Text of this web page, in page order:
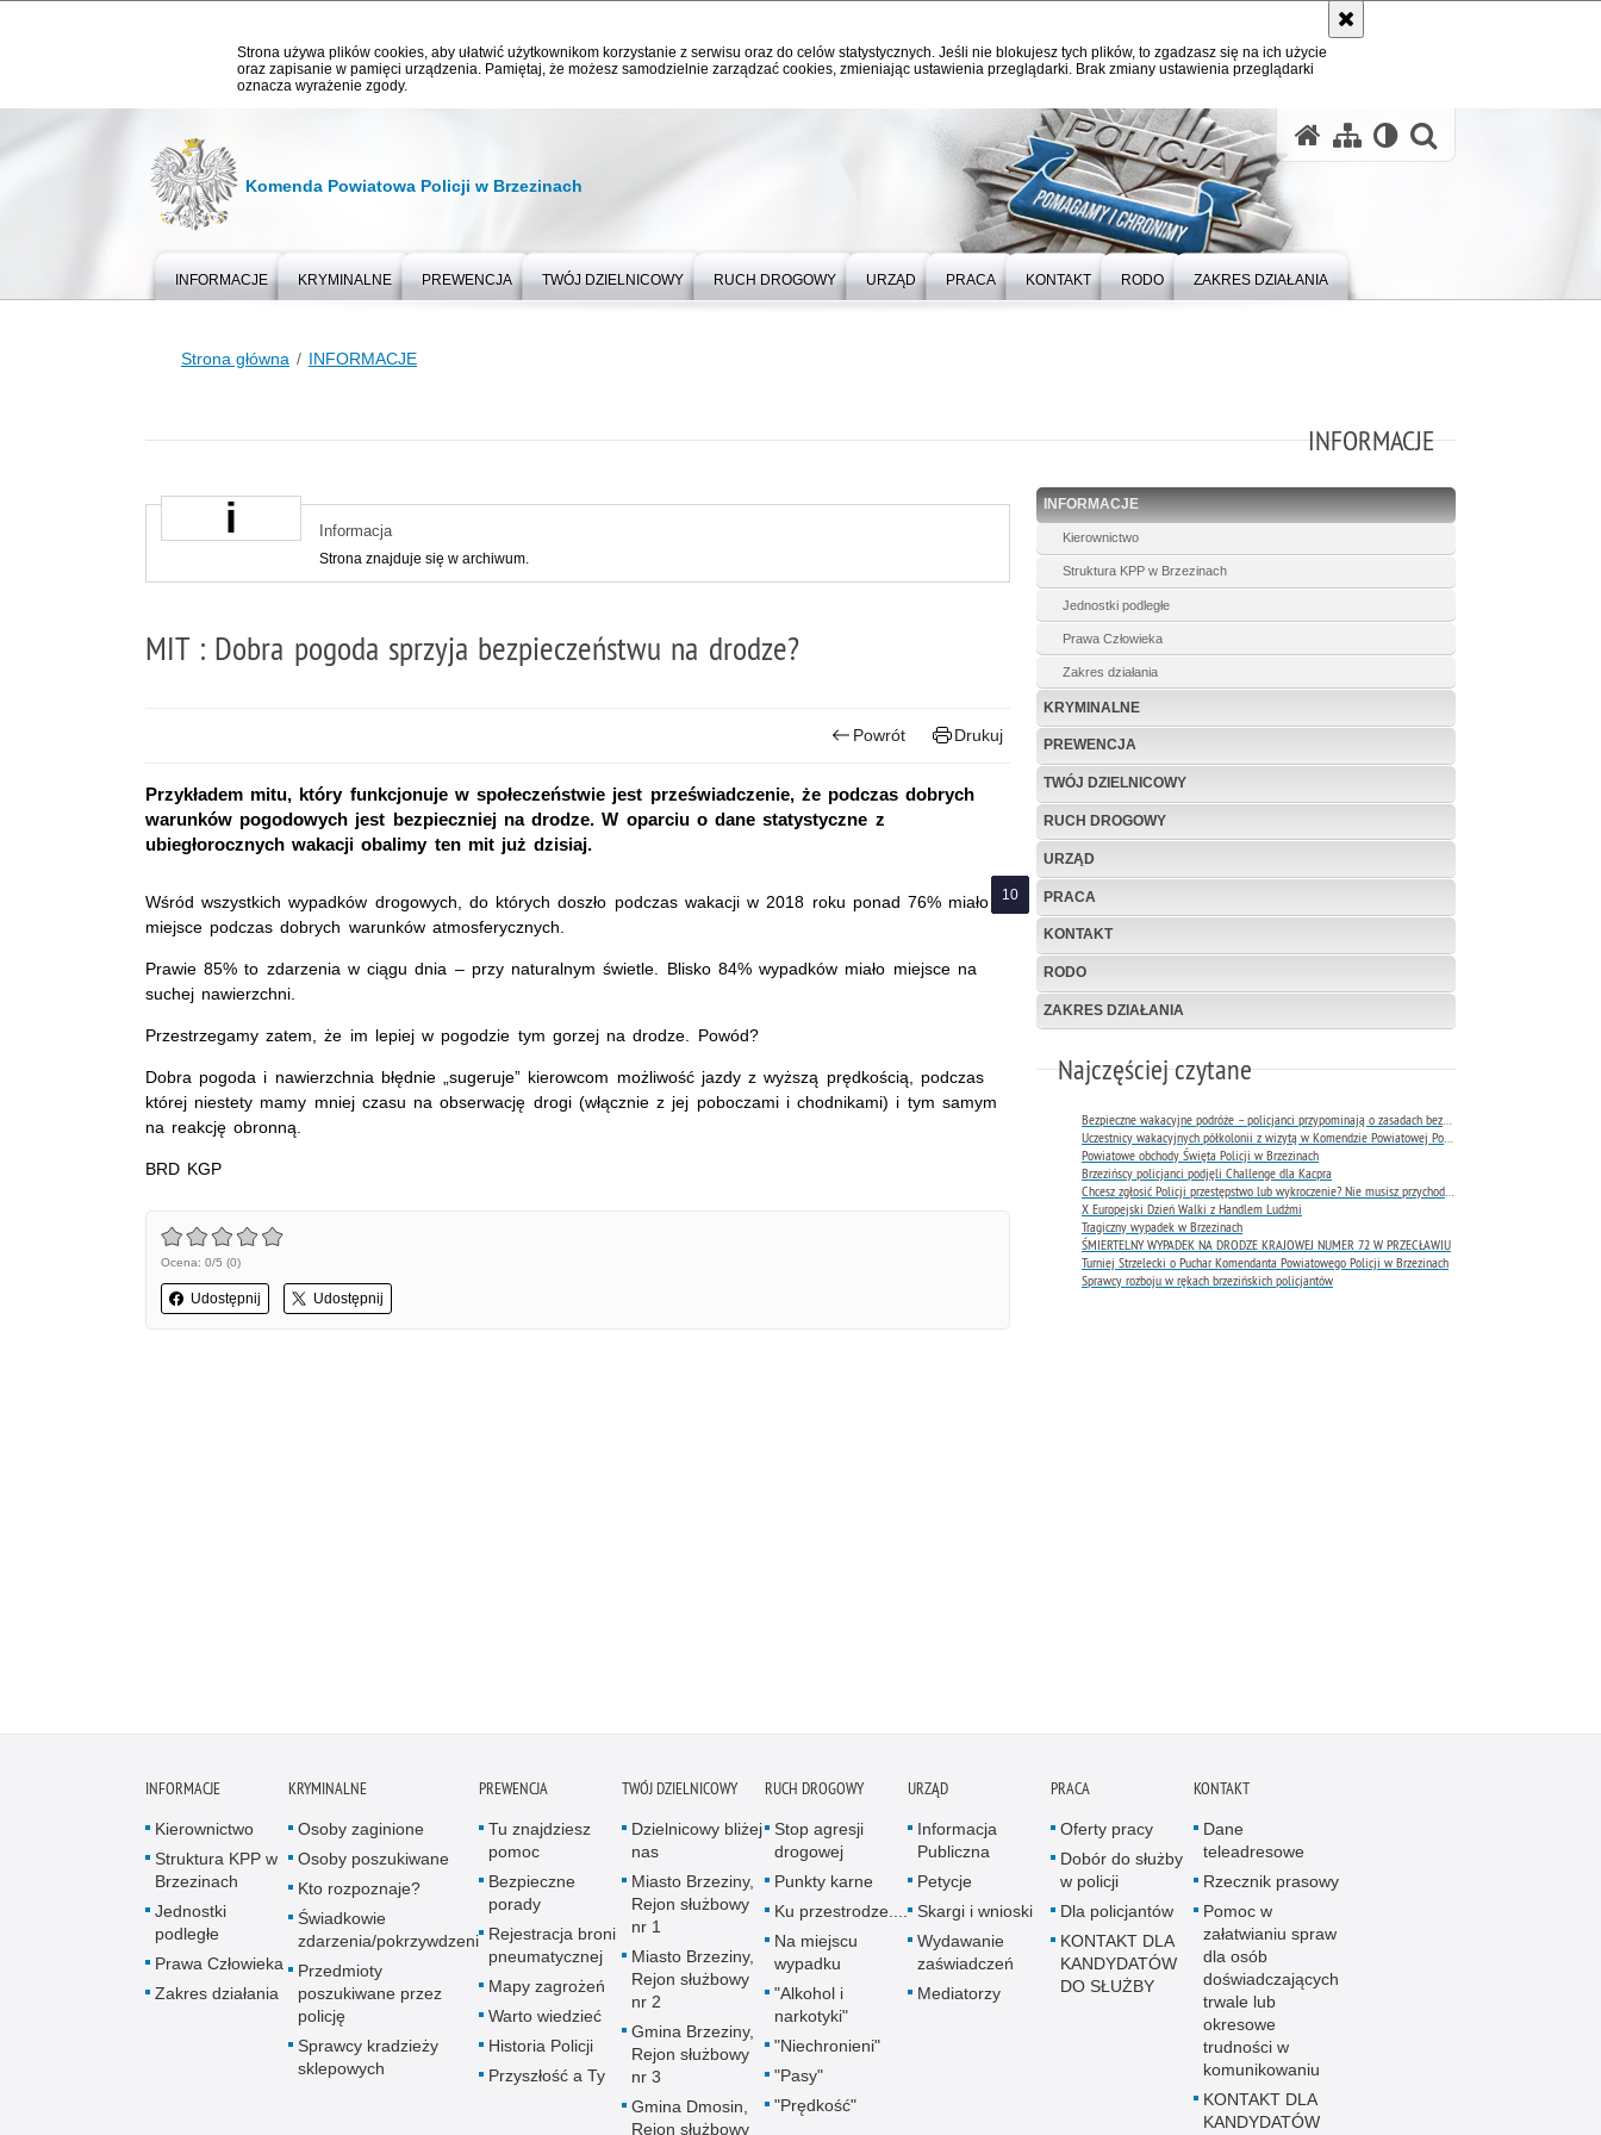
Strona używa plików cookies, aby ułatwić użytkownikom korzystanie z serwisu oraz do celów statystycznych. Jeśli nie blokujesz tych plików, to zgadzasz się na ich użycie
oraz zapisanie w pamięci urządzenia. Pamiętaj, że możesz samodzielnie zarządzać cookies, zmieniając ustawienia przeglądarki. Brak zmiany ustawienia przeglądarki
oznacza wyrażenie zgody.
Komenda Powiatowa Policji w Brzezinach
INFORMACJE KRYMINALNE PREWENCJA TWÓJ DZIELNICOWY RUCH DROGOWY URZĄD PRACA KONTAKT RODO ZAKRES DZIAŁANIA
Strona główna INFORMACJE
INFORMACJE
Informacja
Strona znajduje się w archiwum.
MIT : Dobra pogoda sprzyja bezpieczeństwu na drodze?
Powrót Drukuj
Przykładem mitu, który funkcjonuje w społeczeństwie jest przeświadczenie, że podczas dobrych
warunków pogodowych jest bezpieczniej na drodze. W oparciu o dane statystyczne z
ubiegłorocznych wakacji obalimy ten mit już dzisiaj.
Wśród wszystkich wypadków drogowych, do których doszło podczas wakacji w 2018 roku ponad 76% miało
miejsce podczas dobrych warunków atmosferycznych.
Prawie 85% to zdarzenia w ciągu dnia – przy naturalnym świetle. Blisko 84% wypadków miało miejsce na
suchej nawierzchni.
Przestrzegamy zatem, że im lepiej w pogodzie tym gorzej na drodze. Powód?
Dobra pogoda i nawierzchnia błędnie „sugeruje” kierowcom możliwość jazdy z wyższą prędkością, podczas
której niestety mamy mniej czasu na obserwację drogi (włącznie z jej poboczami i chodnikami) i tym samym
na reakcję obronną.
BRD KGP
Ocena: 0/5 (0)
Udostępnij Udostępnij
INFORMACJE
Kierownictwo
Struktura KPP w Brzezinach
Jednostki podległe
Prawa Człowieka
Zakres działania
KRYMINALNE
PREWENCJA
TWÓJ DZIELNICOWY
RUCH DROGOWY
URZĄD
PRACA
KONTAKT
RODO
ZAKRES DZIAŁANIA
Najczęściej czytane
Bezpieczne wakacyjne podróże – policjanci przypominają o zasadach bezpieczeństwa na drodze
Uczestnicy wakacyjnych półkolonii z wizytą w Komendzie Powiatowej Policji w Brzezinach
Powiatowe obchody Święta Policji w Brzezinach
Brzezińscy policjanci podjęli Challenge dla Kacpra
Chcesz zgłosić Policji przestępstwo lub wykroczenie? Nie musisz przychodzić do komendy !
X Europejski Dzień Walki z Handlem Ludźmi
Tragiczny wypadek w Brzezinach
ŚMIERTELNY WYPADEK NA DRODZE KRAJOWEJ NUMER 72 W PRZECŁAWIU
Turniej Strzelecki o Puchar Komendanta Powiatowego Policji w Brzezinach
Sprawcy rozboju w rękach brzezińskich policjantów
INFORMACJE
Kierownictwo
Struktura KPP w
Brzezinach
Jednostki
podległe
Prawa Człowieka
Zakres działania
KRYMINALNE
Osoby zaginione
Osoby poszukiwane
Kto rozpoznaje?
Świadkowie
zdarzenia/pokrzywdzeni
Przedmioty
poszukiwane przez
policję
Sprawcy kradzieży
sklepowych
PREWENCJA
Tu znajdziesz
pomoc
Bezpieczne
porady
Rejestracja broni
pneumatycznej
Mapy zagrożeń
Warto wiedzieć
Historia Policji
Przyszłość a Ty
TWÓJ DZIELNICOWY
Dzielnicowy bliżej
nas
Miasto Brzeziny,
Rejon służbowy
nr 1
Miasto Brzeziny,
Rejon służbowy
nr 2
Gmina Brzeziny,
Rejon służbowy
nr 3
Gmina Dmosin,
Rejon służbowy
RUCH DROGOWY
Stop agresji
drogowej
Punkty karne
Ku przestrodze....
Na miejscu
wypadku
"Alkohol i
narkotyki"
"Niechronieni"
"Pasy"
"Prędkość"
URZĄD
Informacja
Publiczna
Petycje
Skargi i wnioski
Wydawanie
zaświadczeń
Mediatorzy
PRACA
Oferty pracy
Dobór do służby
w policji
Dla policjantów
KONTAKT DLA
KANDYDATÓW
DO SŁUŻBY
KONTAKT
Dane
teleadresowe
Rzecznik prasowy
Pomoc w
załatwianiu spraw
dla osób
doświadczających
trwale lub
okresowe
trudności w
komunikowaniu
KONTAKT DLA
KANDYDATÓW